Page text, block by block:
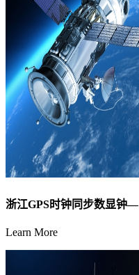
浙江GPS时钟同步数显钟—
Learn More